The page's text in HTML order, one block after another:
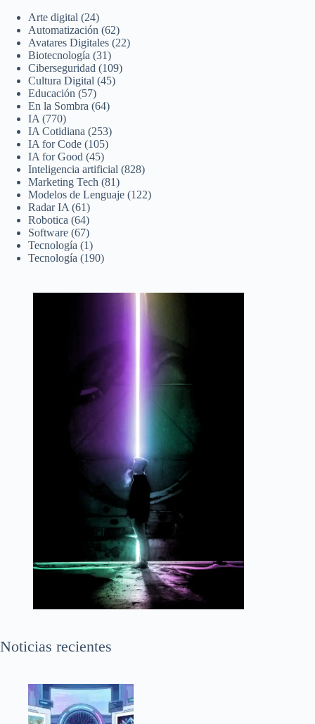
Arte digital (24)
Automatización (62)
Avatares Digitales (22)
Biotecnología (31)
Ciberseguridad (109)
Cultura Digital (45)
Educación (57)
En la Sombra (64)
IA (770)
IA Cotidiana (253)
IA for Code (105)
IA for Good (45)
Inteligencia artificial (828)
Marketing Tech (81)
Modelos de Lenguaje (122)
Radar IA (61)
Robotica (64)
Software (67)
Tecnología (1)
Tecnología (190)
Noticias recientes